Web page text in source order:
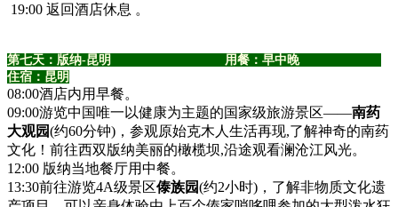
19:00 返回酒店休息 。
第七天：版纳-昆明 用餐：早中晚
住宿：昆明
08:00酒店内用早餐。
09:00游览中国唯一以健康为主题的国家级旅游景区——南药
大观园(约60分钟)，参观原始克木人生活再现,了解神奇的南药
文化！前往西双版纳美丽的橄榄坝,沿途观看澜沧江风光。
12:00 版纳当地餐厅用中餐。
13:30前往游览4A级景区傣族园(约2小时)，了解非物质文化遗